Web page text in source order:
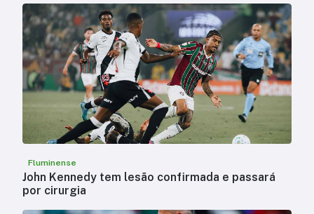
Fluminense
John Kennedy tem lesão confirmada e passará
por cirurgia